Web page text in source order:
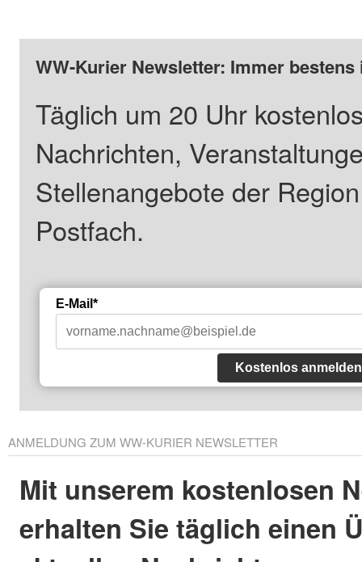
WW-Kurier Newsletter: Immer
Täglich um 20 Uhr
Nachrichten,
Stellenangebote der
Postfach.
E-Mail*
Kostenlos anmelden
ANMELDUNG ZUM WW-KURIER NEWSLETTER
Mit unserem kostenlosen
erhalten Sie täglich einen